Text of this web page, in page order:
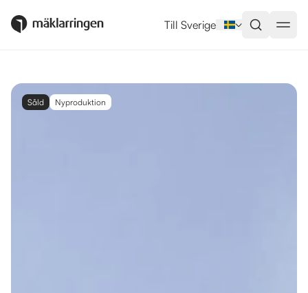
Till Sverige
Såld Nyproduktion